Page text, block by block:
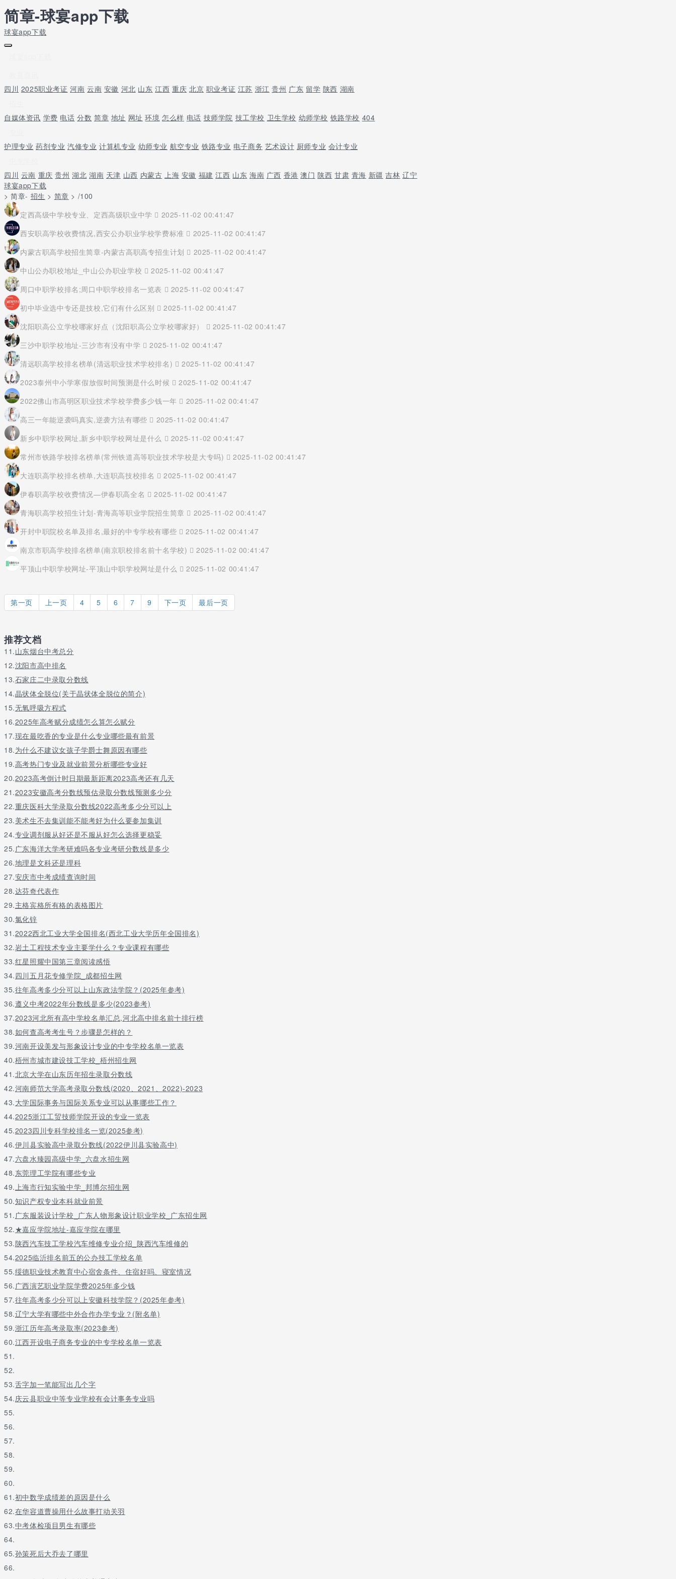
简章-球宴app下载
球宴app下载
四川 2025职业考证 河南 云南 安徽 河北 山东 江西 重庆 北京 职业考证 江苏 浙江 贵州 广东 留学 陕西 湖南
自媒体资讯 学费 电话 分数 简章 地址 网址 环境 怎么样 电话 技师学院 技工学校 卫生学校 幼师学校 铁路学校 404
护理专业 药剂专业 汽修专业 计算机专业 幼师专业 航空专业 铁路专业 电子商务 艺术设计 厨师专业 会计专业
四川 云南 重庆 贵州 湖北 湖南 天津 山西 内蒙古 上海 安徽 福建 江西 山东 海南 广西 香港 澳门 陕西 甘肃 青海 新疆 吉林 辽宁
球宴app下载
> 简章- 招生 > 简章 > /100
定西高级中学校专业、定西高级职业中学
2025-11-02 00:41:47
西安职高学校收费情况,西安公办职业学校学费标准
2025-11-02 00:41:47
内蒙古职高学校招生简章-内蒙古高职高专招生计划
2025-11-02 00:41:47
中山公办职校地址_中山公办职业学校
2025-11-02 00:41:47
周口中职学校排名;周口中职学校排名一览表
2025-11-02 00:41:47
初中毕业选中专还是技校,它们有什么区别
2025-11-02 00:41:47
沈阳职高公立学校哪家好点（沈阳职高公立学校哪家好）
2025-11-02 00:41:47
三沙中职学校地址-三沙市有没有中学
2025-11-02 00:41:47
清远职高学校排名榜单(清远职业技术学校排名)
2025-11-02 00:41:47
2023泰州中小学寒假放假时间预测是什么时候
2025-11-02 00:41:47
2022佛山市高明区职业技术学校学费多少钱一年
2025-11-02 00:41:47
高三一年能逆袭吗真实,逆袭方法有哪些
2025-11-02 00:41:47
新乡中职学校网址,新乡中职学校网址是什么
2025-11-02 00:41:47
常州市铁路学校排名榜单(常州铁道高等职业技术学校是大专吗)
2025-11-02 00:41:47
大连职高学校排名榜单,大连职高技校排名
2025-11-02 00:41:47
伊春职高学校收费情况—伊春职高全名
2025-11-02 00:41:47
青海职高学校招生计划-青海高等职业学院招生简章
2025-11-02 00:41:47
开封中职院校名单及排名,最好的中专学校有哪些
2025-11-02 00:41:47
南京市职高学校排名榜单(南京职校排名前十名学校)
2025-11-02 00:41:47
平顶山中职学校网址-平顶山中职学校网址是什么
2025-11-02 00:41:47
第一页 上一页 4 5 6 7 9 下一页 最后一页
推荐文档
11.山东烟台中考总分
12.沈阳市高中排名
13.石家庄二中录取分数线
14.晶状体全脱位(关于晶状体全脱位的简介)
15.无氧呼吸方程式
16.2025年高考赋分成绩怎么算怎么赋分
17.现在最吃香的专业是什么专业哪些最有前景
18.为什么不建议女孩子学爵士舞原因有哪些
19.高考热门专业及就业前景分析哪些专业好
20.2023高考倒计时日期最新距离2023高考还有几天
21.2023安徽高考分数线预估录取分数线预测多少分
22.重庆医科大学录取分数线2022高考多少分可以上
23.美术生不去集训能不能考好为什么要参加集训
24.专业调剂服从好还是不服从好怎么选择更稳妥
25.广东海洋大学考研难吗各专业考研分数线是多少
26.地理是文科还是理科
27.安庆市中考成绩查询时间
28.达芬奇代表作
29.主格宾格所有格的表格图片
30.氯化锌
31.2022西北工业大学全国排名(西北工业大学历年全国排名)
32.岩土工程技术专业主要学什么？专业课程有哪些
33.红星照耀中国第三章阅读感悟
34.四川五月花专修学院_成都招生网
35.往年高考多少分可以上山东政法学院？(2025年参考)
36.遵义中考2022年分数线是多少(2023参考)
37.2023河北所有高中学校名单汇总,河北高中排名前十排行榜
38.如何查高考考生号？步骤是怎样的？
39.河南开设美发与形象设计专业的中专学校名单一览表
40.梧州市城市建设技工学校_梧州招生网
41.北京大学在山东历年招生录取分数线
42.河南师范大学高考录取分数线(2020、2021、2022)-2023
43.大学国际事务与国际关系专业可以从事哪些工作？
44.2025浙江工贸技师学院开设的专业一览表
45.2023四川专科学校排名一览(2025参考)
46.伊川县实验高中录取分数线(2022伊川县实验高中)
47.六盘水臻园高级中学_六盘水招生网
48.东莞理工学院有哪些专业
49.上海市行知实验中学_邦博尔招生网
50.知识产权专业本科就业前景
51.广东服装设计学校_广东人物形象设计职业学校_广东招生网
52.★嘉应学院地址-嘉应学院在哪里
53.陕西汽车技工学校汽车维修专业介绍_陕西汽车维修的
54.2025临沂排名前五的公办技工学校名单
55.绥德职业技术教育中心宿舍条件、住宿好吗、寝室情况
56.广西演艺职业学院学费2025年多少钱
57.往年高考多少分可以上安徽科技学院？(2025年参考)
58.辽宁大学有哪些中外合作办学专业？(附名单)
59.浙江历年高考录取率(2023参考)
60.江西开设电子商务专业的中专学校名单一览表
51.
52.
53.舌字加一笔能写出几个字
54.庆云县职业中等专业学校有会计事务专业吗
55.
56.
57.
58.
59.
60.
61.初中数学成绩差的原因是什么
62.在华容道曹操用什么故事打动关羽
63.中考体检项目男生有哪些
64.
65.孙策死后大乔去了哪里
66.